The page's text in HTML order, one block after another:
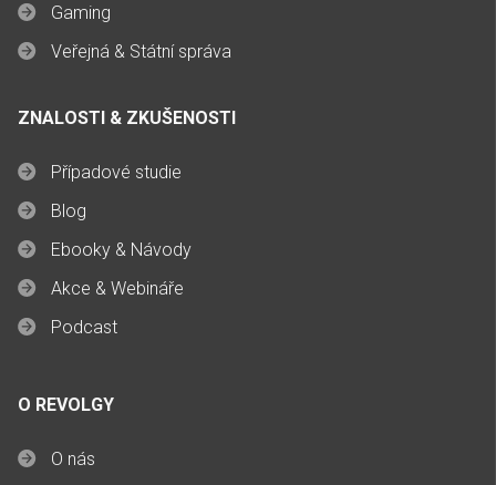
Gaming
Veřejná & Státní správa
ZNALOSTI & ZKUŠENOSTI
Případové studie
Blog
Ebooky & Návody
Akce & Webináře
Podcast
O REVOLGY
O nás